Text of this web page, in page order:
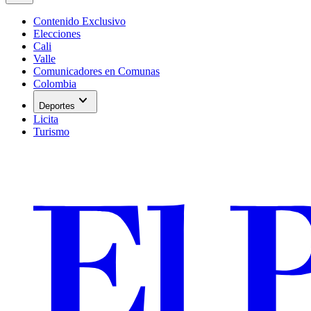
Contenido Exclusivo
Elecciones
Cali
Valle
Comunicadores en Comunas
Colombia
Deportes expand_more
Licita
Turismo